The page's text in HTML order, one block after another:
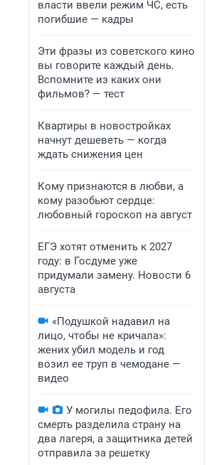
власти ввели режим ЧС, есть
погибшие — кадры
Эти фразы из советского кино
вы говорите каждый день.
Вспомните из каких они
фильмов? — тест
Квартиры в новостройках
начнут дешеветь — когда
ждать снижения цен
Кому признаются в любви, а
кому разобьют сердце:
любовный гороскоп на август
ЕГЭ хотят отменить к 2027
году: в Госдуме уже
придумали замену. Новости 6
августа
«Подушкой надавил на
лицо, чтобы не кричала»:
жених убил модель и год
возил ее труп в чемодане —
видео
У могилы педофила. Его
смерть разделила страну на
два лагеря, а защитника детей
отправила за решетку